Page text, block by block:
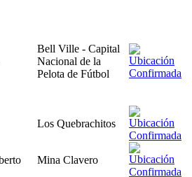
Bell Ville - Capital
Nacional de la
Pelota de Fútbol
Los Quebrachitos
Mina Clavero